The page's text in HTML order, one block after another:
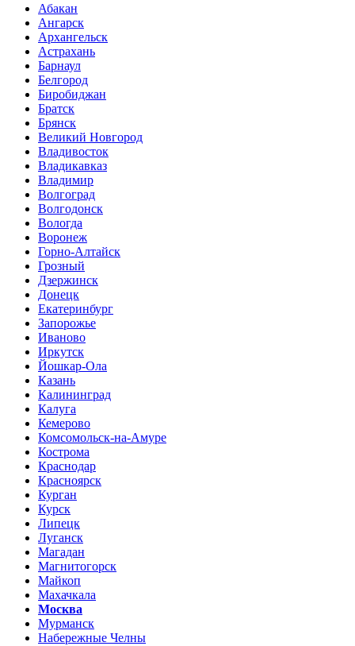
Абакан
Ангарск
Архангельск
Астрахань
Барнаул
Белгород
Биробиджан
Братск
Брянск
Великий Новгород
Владивосток
Владикавказ
Владимир
Волгоград
Волгодонск
Вологда
Воронеж
Горно-Алтайск
Грозный
Дзержинск
Донецк
Екатеринбург
Запорожье
Иваново
Иркутск
Йошкар-Ола
Казань
Калининград
Калуга
Кемерово
Комсомольск-на-Амуре
Кострома
Краснодар
Красноярск
Курган
Курск
Липецк
Луганск
Магадан
Магнитогорск
Майкоп
Махачкала
Москва
Мурманск
Набережные Челны